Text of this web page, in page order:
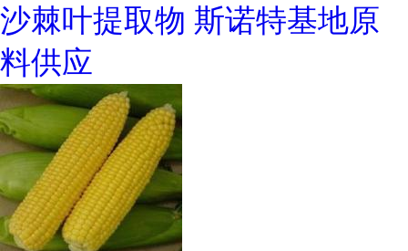
沙棘叶提取物 斯诺特基地原
料供应